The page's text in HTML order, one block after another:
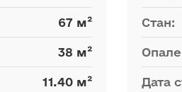
67 м²
38 м²
11.40 м²
Стан:
Дата